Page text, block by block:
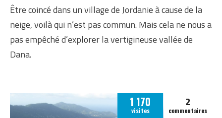
Être coincé dans un village de Jordanie à cause de la
neige, voilà qui n’est pas commun. Mais cela ne nous a
pas empêché d’explorer la vertigineuse vallée de
Dana.
1 170
visites
2
commentaires